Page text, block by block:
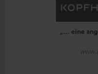
„… eine